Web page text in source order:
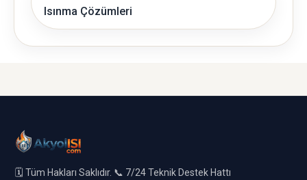
Isınma Çözümleri
🗓️ Tüm Hakları Saklıdır. 📞 7/24 Teknik Destek Hattı